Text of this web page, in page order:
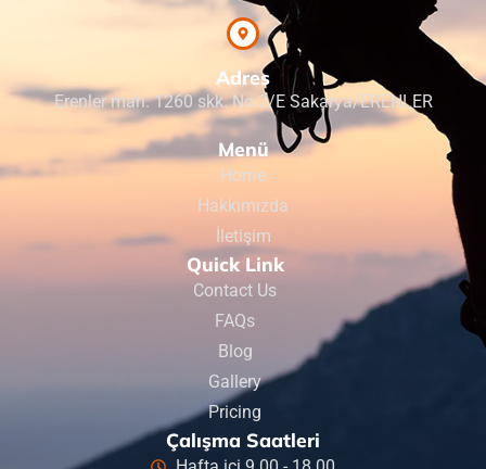
Adres
Erenler mah. 1260 skk. No.2/E Sakarya/ERENLER
Menü
Home
Hakkımızda
İletişim
Quick Link
Contact Us
FAQs
Blog
Gallery
Pricing
Çalışma Saatleri